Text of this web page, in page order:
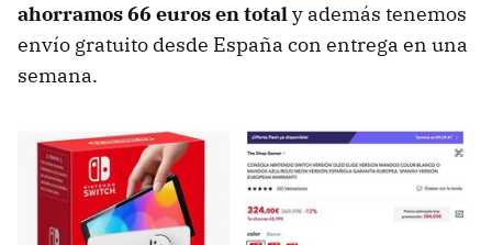
ahorramos 66 euros en totaly además tenemos
envío gratuito desde España con entrega en una
semana.